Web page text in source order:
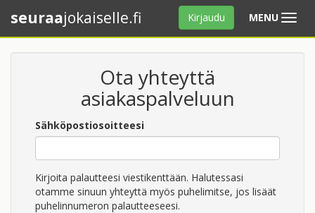
MENU Avaa
valikko
seuraajokaiselle.fi Kirjaudu
Ota yhteyttä
asiakaspalveluun
Sähköpostiosoitteesi
Kirjoita palautteesi viestikenttään. Halutessasi
otamme sinuun yhteyttä myös puhelimitse, jos lisäät
puhelinnumeron palautteeseesi.